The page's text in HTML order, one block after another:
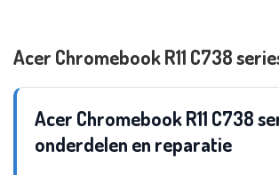
Acer Chromebook R11 C738
Acer Chromebook R11 C738
onderdelen en reparatie